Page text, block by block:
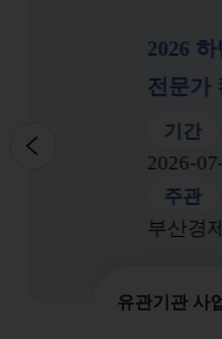
2026 하반기
전문가 컨설
2026-07-01 ~
부산경제진흥원
이전
유관기관 사